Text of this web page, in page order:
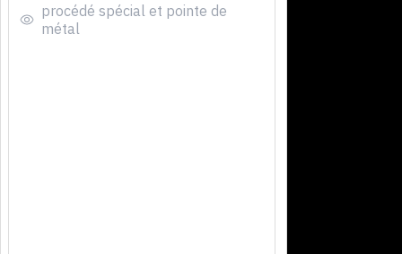
procédé spécial et pointe de
métal